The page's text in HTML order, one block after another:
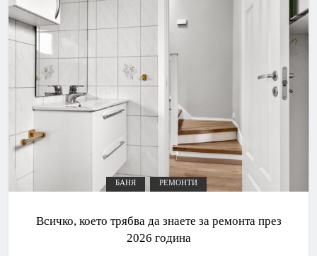
БАНЯ РЕМОНТИ
Всичко, което трябва да знаете за ремонта през
2026 година